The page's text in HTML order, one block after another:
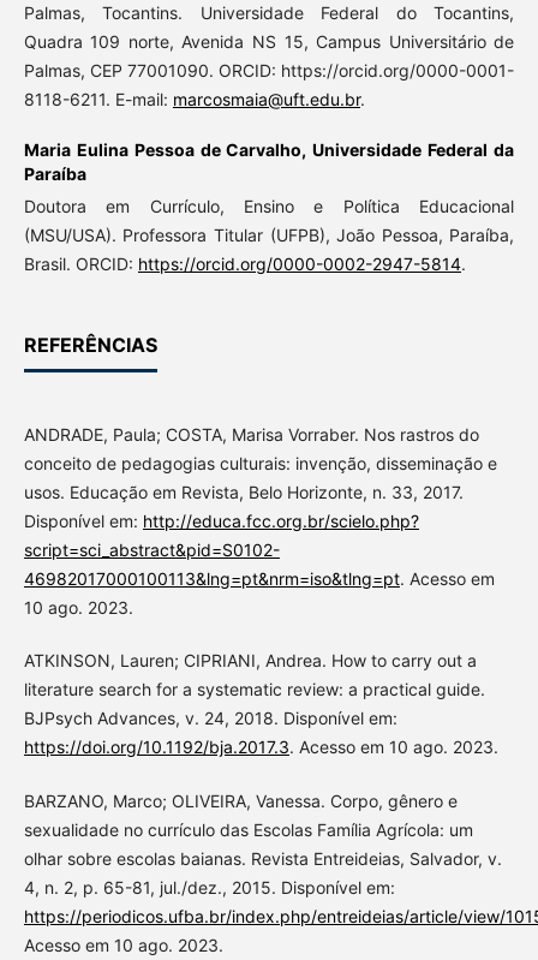
Palmas, Tocantins. Universidade Federal do Tocantins,
Quadra 109 norte, Avenida NS 15, Campus Universitário de
Palmas, CEP 77001090. ORCID: https://orcid.org/0000-0001-
8118-6211. E-mail: marcosmaia@uft.edu.br.
Maria Eulina Pessoa de Carvalho,Universidade Federal da
Paraíba
Doutora em Currículo, Ensino e Política Educacional
(MSU/USA). Professora Titular (UFPB), João Pessoa, Paraíba,
Brasil. ORCID: https://orcid.org/0000-0002-2947-5814.
REFERÊNCIAS
ANDRADE, Paula; COSTA, Marisa Vorraber. Nos rastros do
conceito de pedagogias culturais: invenção, disseminação e
usos. Educação em Revista, Belo Horizonte, n. 33, 2017.
Disponível em: http://educa.fcc.org.br/scielo.php?
script=sci_abstract&pid=S0102-
46982017000100113&lng=pt&nrm=iso&tlng=pt. Acesso em
10 ago. 2023.
ATKINSON, Lauren; CIPRIANI, Andrea. How to carry out a
literature search for a systematic review: a practical guide.
BJPsych Advances, v. 24, 2018. Disponível em:
https://doi.org/10.1192/bja.2017.3. Acesso em 10 ago. 2023.
BARZANO, Marco; OLIVEIRA, Vanessa. Corpo, gênero e
sexualidade no currículo das Escolas Família Agrícola: um
olhar sobre escolas baianas. Revista Entreideias, Salvador, v.
4, n. 2, p. 65-81, jul./dez., 2015. Disponível em:
https://periodicos.ufba.br/index.php/entreideias/article/view/
Acesso em 10 ago. 2023.